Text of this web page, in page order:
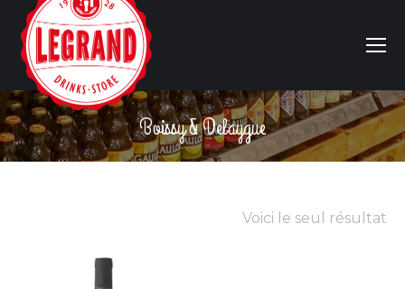
Boissy & Delaygue
Vous êtes ici :
Voici le seul résultat